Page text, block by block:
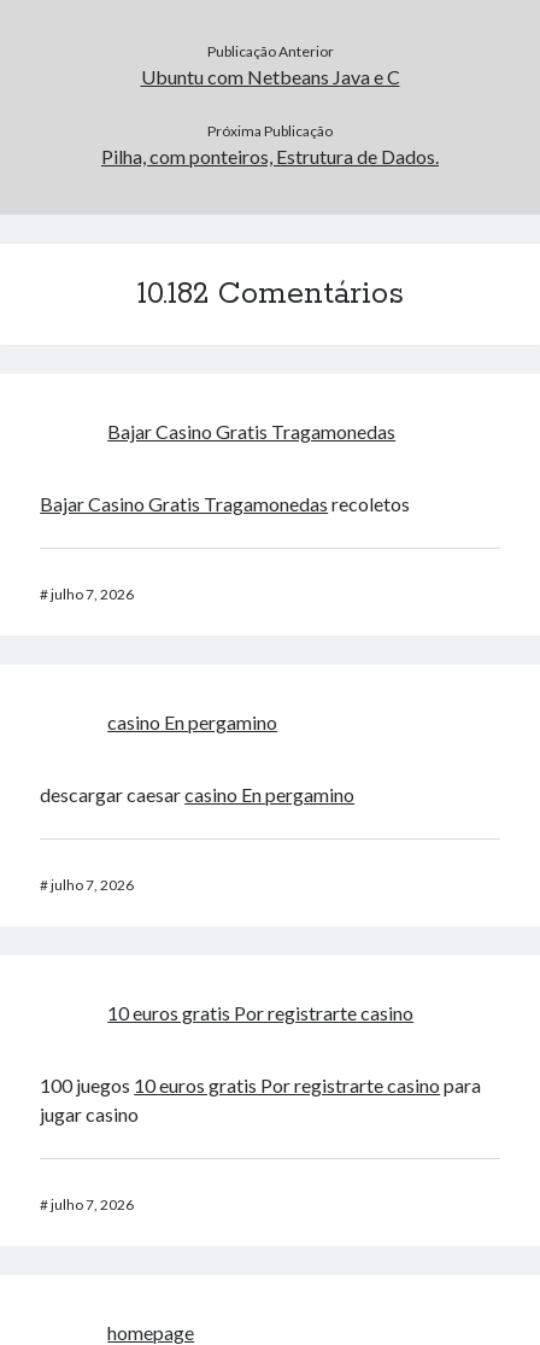
Publicação Anterior
Ubuntu com Netbeans Java e C
Próxima Publicação
Pilha, com ponteiros, Estrutura de Dados.
10.182 Comentários
Bajar Casino Gratis Tragamonedas
Bajar Casino Gratis Tragamonedas recoletos
#julho 7, 2026
casino En pergamino
descargar caesarcasino En pergamino
#julho 7, 2026
10 euros gratis Por registrarte casino
100 juegos 10 euros gratis Por registrarte casino para
jugar casino
#julho 7, 2026
homepage